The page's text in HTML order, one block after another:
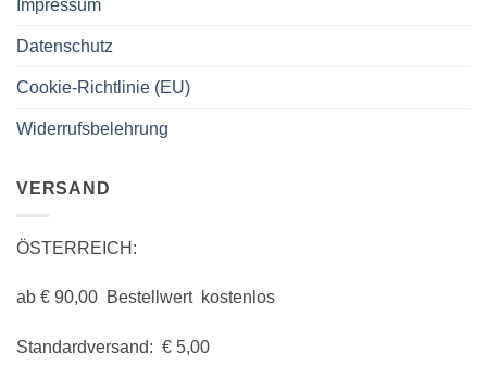
Impressum
Datenschutz
Cookie-Richtlinie (EU)
Widerrufsbelehrung
VERSAND
ÖSTERREICH:
ab € 90,00 Bestellwert kostenlos
Standardversand: € 5,00